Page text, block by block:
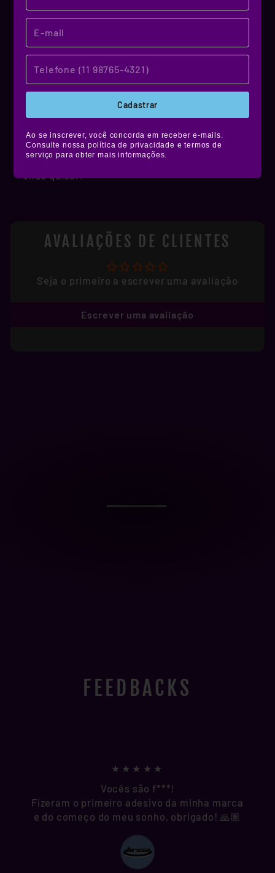
Cadastrar
Ao se inscrever, você concorda em receber e-mails.
Consulte nossa política de privacidade e termos de
serviço para obter mais informações.
MATERIAL DE QUALIDADE!
NOSSO MATERIAL
Produzidos em vinil premium, nossos stickers
têm alta durabilidade, são resistentes à água,
não desbotam e ainda contam com película de
proteção fosca, brilhante ou holográfica.
Muito mais estilo e resistência pra você colar
onde quiser!
AVALIAÇÕES DE CLIENTES
Seja o primeiro a escrever uma avaliação
Escrever uma avaliação
FEEDBACKS
★★★★★
Vocês são f***!
Fizeram o primeiro adesivo da minha marca
e do começo do meu sonho, obrigado! 🙏🏽